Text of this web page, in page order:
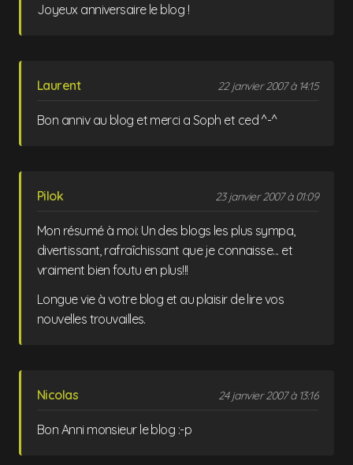
Joyeux anniversaire le blog !
Laurent 22 janvier 2007 à 14:15
Bon anniv au blog et merci a Soph et ced ^-^
Pilok 23 janvier 2007 à 01:09
Mon résumé à moi: Un des blogs les plus sympa,
divertissant, rafraîchissant que je connaisse... et
vraiment bien foutu en plus!!!
Longue vie à votre blog et au plaisir de lire vos
nouvelles trouvailles.
Nicolas 24 janvier 2007 à 13:16
Bon Anni monsieur le blog :-p